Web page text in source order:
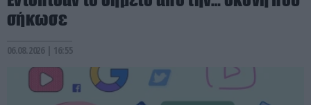
σήκωσε
06.08.2026 | 16:55